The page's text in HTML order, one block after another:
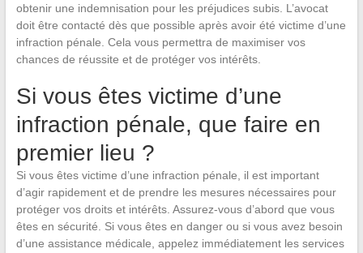
obtenir une indemnisation pour les préjudices subis. L’avocat
doit être contacté dès que possible après avoir été victime d’une
infraction pénale. Cela vous permettra de maximiser vos
chances de réussite et de protéger vos intérêts.
Si vous êtes victime d’une
infraction pénale, que faire en
premier lieu ?
Si vous êtes victime d’une infraction pénale, il est important
d’agir rapidement et de prendre les mesures nécessaires pour
protéger vos droits et intérêts. Assurez-vous d’abord que vous
êtes en sécurité. Si vous êtes en danger ou si vous avez besoin
d’une assistance médicale, appelez immédiatement les services